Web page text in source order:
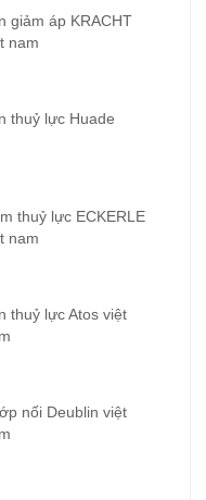
giảm áp KRACHT
nam
thuỷ lực Huade
thuỷ lực ECKERLE
nam
thuỷ lực Atos việt
nối Deublin việt